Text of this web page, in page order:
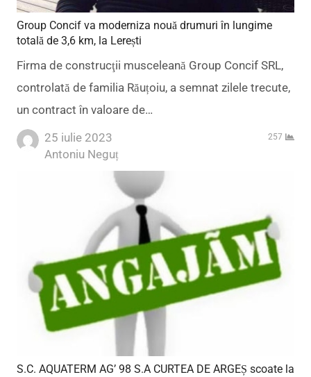
Group Concif va moderniza nouă drumuri în lungime
totală de 3,6 km, la Lerești
Firma de construcţii musceleană Group Concif SRL,
controlată de familia Răuțoiu, a semnat zilele trecute,
un contract în valoare de…
25 iulie 2023
Author
Antoniu Neguț
257
S.C. AQUATERM AG’ 98 S.A CURTEA DE ARGEȘ scoate la